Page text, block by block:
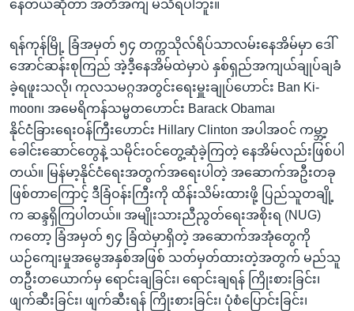
နေတယ်ဆိုတာ အတိအကျ မသိရပါဘူး။
ရန်ကုန်မြို့ ခြံအမှတ် ၅၄ တက္ကသိုလ်ရိပ်သာလမ်းနေအိမ်မှာ ဒေါ်
အောင်ဆန်းစုကြည် အဲ့ဒီ့နေအိမ်ထဲမှာပဲ နှစ်ရှည်အကျယ်ချုပ်ချခံ
ခဲ့ရဖူးသလို၊ ကုလသမဂ္ဂအတွင်းရေးမှူးချုပ်ဟောင်း Ban Ki-
moon၊ အမေရိကန်သမ္မတဟောင်း Barack Obama၊
နိုင်ငံခြားရေးဝန်ကြီးဟောင်း Hillary Clinton အပါအဝင် ကမ္ဘာ့
ခေါင်းဆောင်တွေနဲ့ သမိုင်းဝင်တွေ့ဆုံခဲ့ကြတဲ့ နေအိမ်လည်းဖြစ်ပါ
တယ်။ မြန်မာ့နိုင်ငံရေးအတွက်အရေးပါတဲ့ အဆောက်အဦးတခု
ဖြစ်တာကြောင့် ဒီခြံဝန်းကြီးကို ထိန်းသိမ်းထားဖို့ ပြည်သူတချို့
က ဆန္ဒရှိကြပါတယ်။ အမျိုးသားညီညွတ်ရေးအစိုးရ (NUG)
ကတော့ ခြံအမှတ် ၅၄ ခြံထဲမှာရှိတဲ့ အဆောက်အအုံတွေကို
ယဉ်ကျေးမှုအမွေအနှစ်အဖြစ် သတ်မှတ်ထားတဲ့အတွက် မည်သူ
တဦးတယောက်မှ ရောင်းချခြင်း၊ ရောင်းချရန် ကြိုးစားခြင်း၊
ဖျက်ဆီးခြင်း၊ ဖျက်ဆီးရန် ကြိုးစားခြင်း၊ ပုံစံပြောင်းခြင်း၊